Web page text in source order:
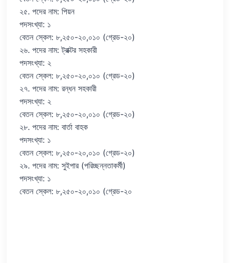
২৫. পদের নাম: পিয়ন
পদসংখ্যা: ১
বেতন স্কেল: ৮,২৫০-২০,০১০ (গ্রেড-২০)
২৬. পদের নাম: ট্রাক্টর সহকারী
পদসংখ্যা: ২
বেতন স্কেল: ৮,২৫০-২০,০১০ (গ্রেড-২০)
২৭. পদের নাম: রন্ধন সহকারী
পদসংখ্যা: ২
বেতন স্কেল: ৮,২৫০-২০,০১০ (গ্রেড-২০)
২৮. পদের নাম: বার্তা বাহক
পদসংখ্যা: ১
বেতন স্কেল: ৮,২৫০-২০,০১০ (গ্রেড-২০)
২৯. পদের নাম: সুইপার (পরিচ্ছন্নতাকর্মী)
পদসংখ্যা: ১
বেতন স্কেল: ৮,২৫০-২০,০১০ (গ্রেড-২০